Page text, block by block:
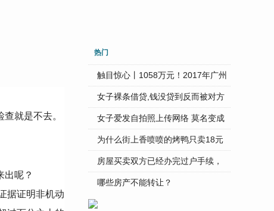
就是不去。
呢？
据证明非机动
热门
触目惊心丨1058万元！2017年广州
...
女子裸条借贷,钱没贷到反而被对方
...
女子爱发自拍照上传网络 莫名变成
...
为什么街上香喷喷的烤鸭只卖18元
...
房屋买卖双方已经办完过户手续，
...
哪些房产不能转让？